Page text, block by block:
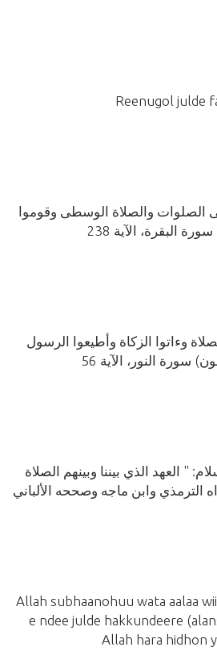
Reenugol julde
الصلوات والصلاة الوسطى وقوموا
سورة البقرة، الآية 238
وءاتوا الزكاة وأطيعوا الرسول
سورة النور، الآية 56
" العهد الذي بيننا وبينهم الصلاة
Allah subhaanohuu wata aalaa
e ndee julde hakkundeere
Allah hara hidhon